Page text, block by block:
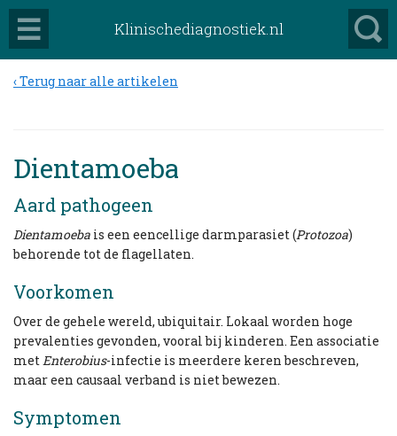
Klinischediagnostiek.nl
Terug naar alle artikelen
Dientamoeba
Aard pathogeen
Dientamoeba is een eencellige darmparasiet (Protozoa)
behorende tot de flagellaten.
Voorkomen
Over de gehele wereld, ubiquitair. Lokaal worden hoge
prevalenties gevonden, vooral bij kinderen. Een associatie
metEnterobius-infectie is meerdere keren beschreven,
maar een causaal verband is niet bewezen.
Symptomen